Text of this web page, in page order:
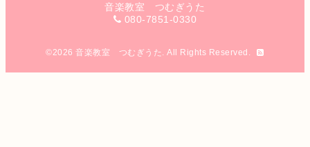
音楽教室 つむぎうた
080-7851-0330
©2026音楽教室 つむぎうた . All Rights Reserved.